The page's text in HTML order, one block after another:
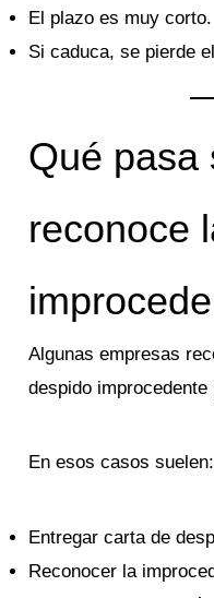
El plazo es muy corto.
Si caduca, se pierde
Qué pasa
reconoce
Algunas empresas
despido
En esos casos suelen:
Entregar carta de
Reconocer la